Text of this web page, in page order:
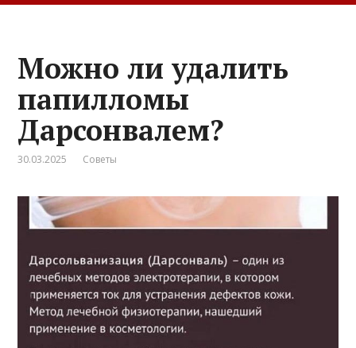
Можно ли удалить
папилломы
Дарсонвалем?
30.03.2025 Советы